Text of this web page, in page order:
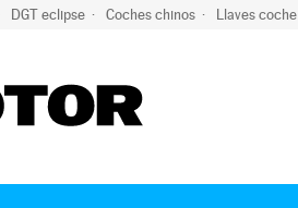
DGT eclipse Coches chinos Llaves